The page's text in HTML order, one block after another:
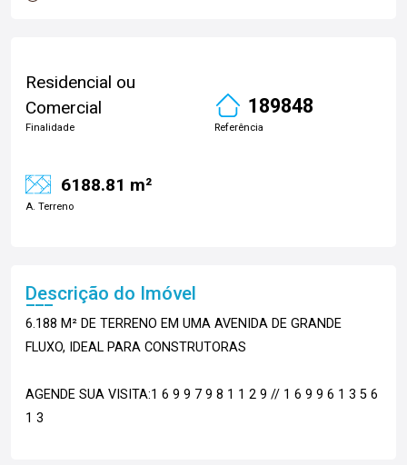
Residencial ou
Comercial
Finalidade
189848
Referência
6188.81 m²
A. Terreno
Descrição do Imóvel
6.188 M² DE TERRENO EM UMA AVENIDA DE GRANDE
FLUXO, IDEAL PARA CONSTRUTORAS
AGENDE SUA VISITA:1 6 9 9 7 9 8 1 1 2 9 // 1 6 9 9 6 1 3 5 6
1 3